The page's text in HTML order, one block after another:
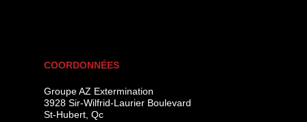
COORDONNÉES
Groupe AZ Extermination
3928 Sir-Wilfrid-Laurier Boulevard
St-Hubert Qc